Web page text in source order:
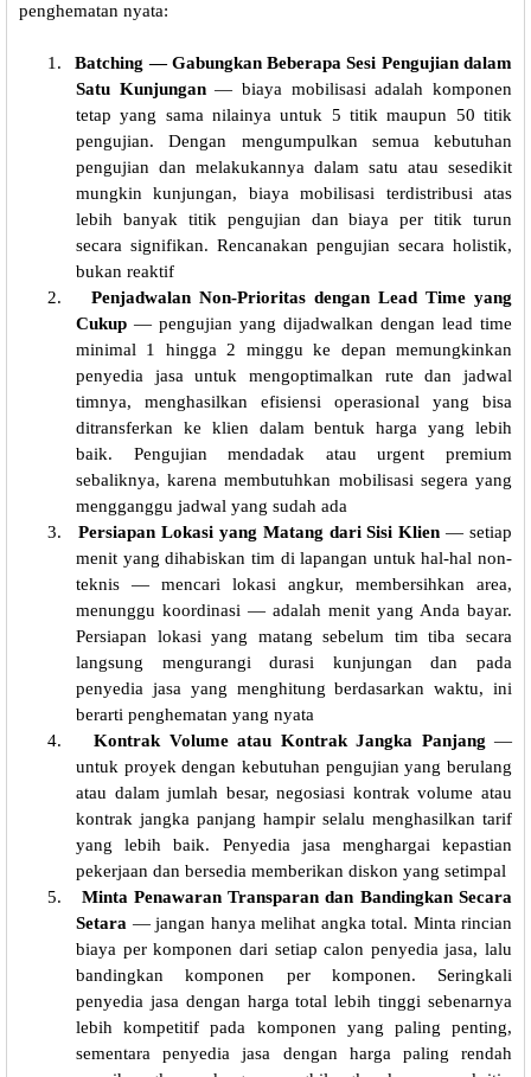
penghematan nyata:
1.
Batching — Gabungkan Beberapa Sesi Pengujian dalam
Satu Kunjungan— biaya mobilisasi adalah komponen
tetap yang sama nilainya untuk 5 titik maupun 50 titik
pengujian. Dengan mengumpulkan semua kebutuhan
pengujian dan melakukannya dalam satu atau sesedikit
mungkin kunjungan, biaya mobilisasi terdistribusi atas
lebih banyak titik pengujian dan biaya per titik turun
secara signifikan. Rencanakan pengujian secara holistik,
bukan reaktif
2.
Penjadwalan Non-Prioritas dengan Lead Time yang
Cukup — pengujian yang dijadwalkan dengan lead time
minimal 1 hingga 2 minggu ke depan memungkinkan
penyedia jasa untuk mengoptimalkan rute dan jadwal
timnya, menghasilkan efisiensi operasional yang bisa
ditransferkan ke klien dalam bentuk harga yang lebih
baik. Pengujian mendadak atau urgent premium
sebaliknya, karena membutuhkan mobilisasi segera yang
mengganggu jadwal yang sudah ada
3.
Persiapan Lokasi yang Matang dari Sisi Klien — setiap
menit yang dihabiskan tim di lapangan untuk hal-hal non-
teknis — mencari lokasi angkur, membersihkan area,
menunggu koordinasi — adalah menit yang Anda bayar.
Persiapan lokasi yang matang sebelum tim tiba secara
langsung mengurangi durasi kunjungan dan pada
penyedia jasa yang menghitung berdasarkan waktu, ini
berarti penghematan yang nyata
4.
Kontrak Volume atau Kontrak Jangka Panjang —
untuk proyek dengan kebutuhan pengujian yang berulang
atau dalam jumlah besar, negosiasi kontrak volume atau
kontrak jangka panjang hampir selalu menghasilkan tarif
yang lebih baik. Penyedia jasa menghargai kepastian
pekerjaan dan bersedia memberikan diskon yang setimpal
5.
Minta Penawaran Transparan dan Bandingkan Secara
Setara — jangan hanya melihat angka total. Minta rincian
biaya per komponen dari setiap calon penyedia jasa, lalu
bandingkan komponen per komponen. Seringkali
penyedia jasa dengan harga total lebih tinggi sebenarnya
lebih kompetitif pada komponen yang paling penting,
sementara penyedia jasa dengan harga paling rendah